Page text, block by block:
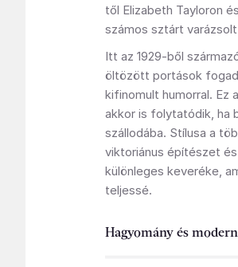
től Elizabeth Tayloron
számos sztárt
Itt az 1929-ből
öltözött portások
kifinomult humorral. Ez
akkor is folytatódik, ha
szállodába. Stílusa a
viktoriánus építészet
különleges keveréke,
teljessé.
Hagyomány és